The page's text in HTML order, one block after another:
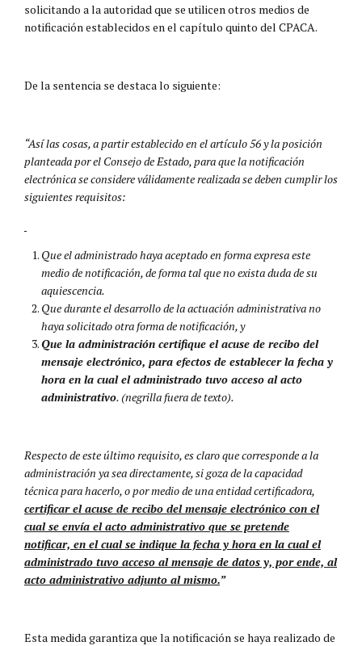
solicitando a la autoridad que se utilicen otros medios de
notificación establecidos en el capítulo quinto del CPACA.
De la sentencia se destaca lo siguiente:
“Así las cosas, a partir establecido en el artículo 56 y la posición
planteada por el Consejo de Estado, para que la notificación
electrónica se considere válidamente realizada se deben cumplir los
siguientes requisitos:
Que el administrado haya aceptado en forma expresa este
medio de notificación, de forma tal que no exista duda de su
aquiescencia.
Que durante el desarrollo de la actuación administrativa no
haya solicitado otra forma de notificación, y
Que la administración certifique el acuse de recibo del
mensaje electrónico, para efectos de establecer la fecha y
hora en la cual el administrado tuvo acceso al acto
administrativo. (negrilla fuera de texto).
Respecto de este último requisito, es claro que corresponde a la
administración ya sea directamente, si goza de la capacidad
técnica para hacerlo, o por medio de una entidad certificadora,
certificar el acuse de recibo del mensaje electrónico con el
cual se envía el acto administrativo que se pretende
notificar, en el cual se indique la fecha y hora en la cual el
administrado tuvo acceso al mensaje de datos y, por ende, al
acto administrativo adjunto al mismo.”
Esta medida garantiza que la notificación se haya realizado de